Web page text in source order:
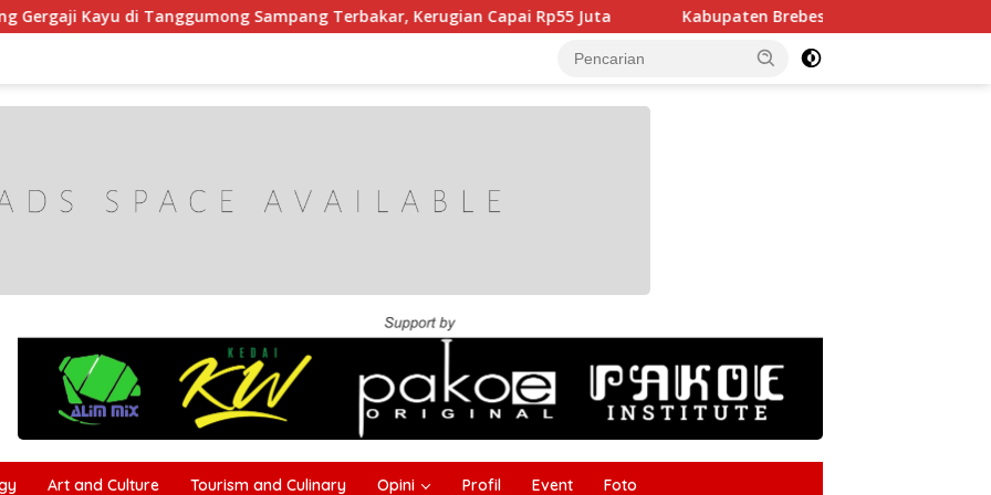
Sampang Terbakar, Kerugian Capai Rp55 Juta Kabupaten Brebes Lakukan Studi Tiru Pengelolaan
Art and Culture Tourism and Culinary Opini Profil Event Foto